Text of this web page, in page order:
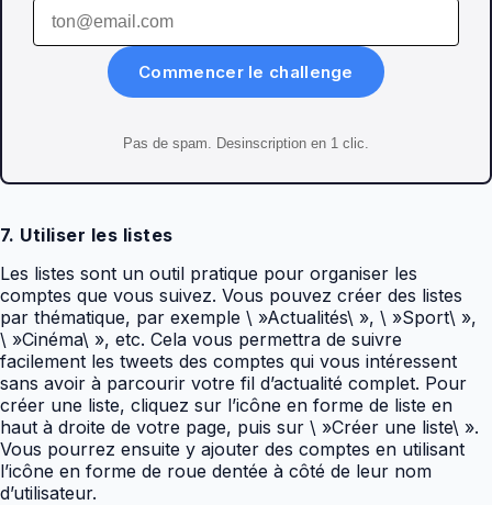
Commencer le challenge
Pas de spam. Desinscription en 1 clic.
7. Utiliser les listes
Les listes sont un outil pratique pour organiser les
comptes que vous suivez. Vous pouvez créer des listes
par thématique, par exemple \ »Actualités\ », \ »Sport\ »,
\ »Cinéma\ », etc. Cela vous permettra de suivre
facilement les tweets des comptes qui vous intéressent
sans avoir à parcourir votre fil d’actualité complet. Pour
créer une liste, cliquez sur l’icône en forme de liste en
haut à droite de votre page, puis sur \ »Créer une liste\ ».
Vous pourrez ensuite y ajouter des comptes en utilisant
l’icône en forme de roue dentée à côté de leur nom
d’utilisateur.